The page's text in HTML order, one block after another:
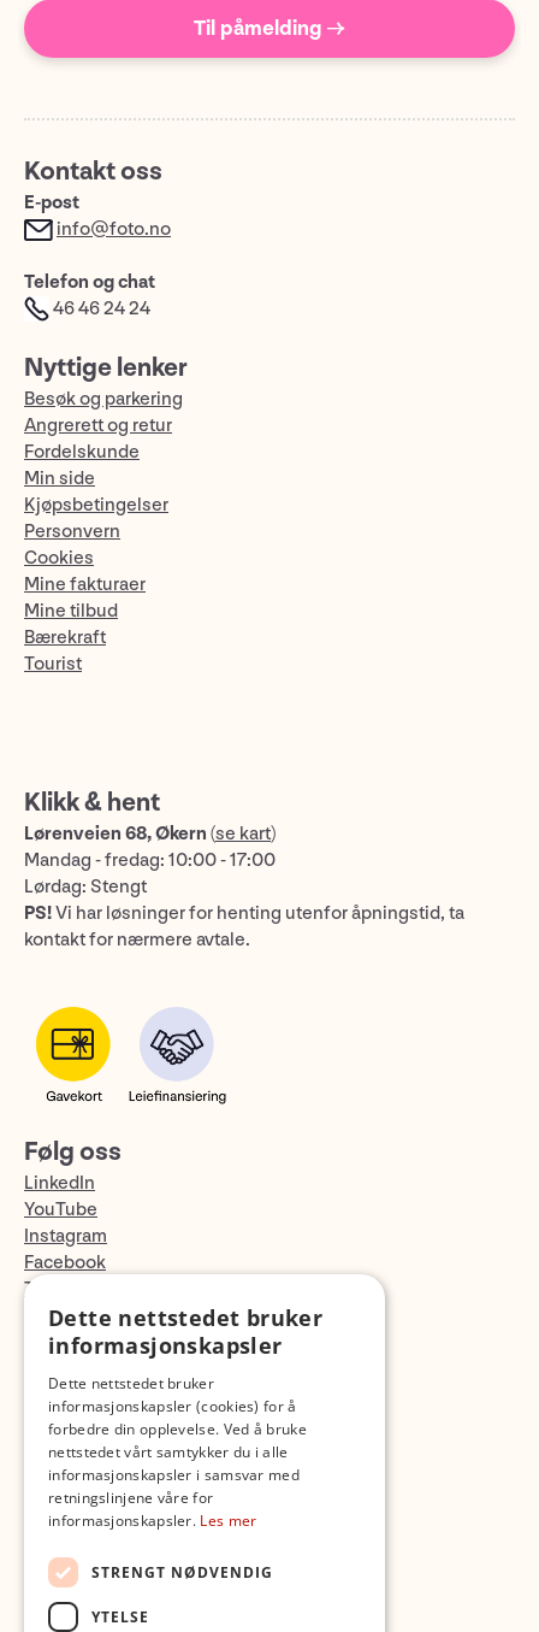
Til påmelding →
Kontakt oss
E-post
info@foto.no
Telefon og chat
46 46 24 24
Nyttige lenker
Besøk og parkering
Angrerett og retur
Fordelskunde
Min side
Kjøpsbetingelser
Personvern
Cookies
Mine fakturaer
Mine tilbud
Bærekraft
Tourist
Klikk & hent
Lørenveien 68, Økern (se kart)
Mandag - fredag: 10:00 - 17:00
Lørdag: Stengt
PS!Vi har løsninger for henting utenfor åpningstid, ta
kontakt for nærmere avtale.
Følg oss
LinkedIn
YouTube
Instagram
Facebook
TikTok
Fotopodden
Dette nettstedet bruker
informasjonskapsler
Dette nettstedet bruker
informasjonskapsler (cookies) for å
forbedre din opplevelse. Ved å bruke
nettstedet vårt samtykker du i alle
informasjonskapsler i samsvar med
retningslinjene våre for
informasjonskapsler. Les mer
STRENGT NØDVENDIG
YTELSE